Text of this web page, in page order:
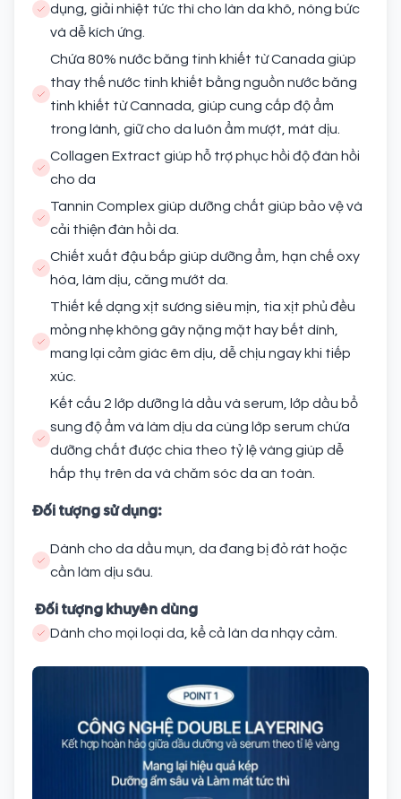
dụng, giải nhiệt tức thì cho làn da khô, nóng bức
và dễ kích ứng.
Chứa 80% nước băng tinh khiết từ Canada giúp
thay thế nước tinh khiết bằng nguồn nước băng
tinh khiết từ Cannada, giúp cung cấp độ ẩm
trong lành, giữ cho da luôn ẩm mượt, mát dịu.
Collagen Extract giúp hỗ trợ phục hồi độ đàn hồi
cho da
Tannin Complex giúp dưỡng chất giúp bảo vệ và
cải thiện đàn hồi da.
Chiết xuất đậu bắp giúp dưỡng ẩm, hạn chế oxy
hóa, làm dịu, căng mướt da.
Thiết kế dạng xịt sương siêu mịn, tia xịt phủ đều
mỏng nhẹ không gây nặng mặt hay bết dính,
mang lại cảm giác êm dịu, dễ chịu ngay khi tiếp
xúc.
Kết cấu 2 lớp dưỡng là dầu và serum, lớp dầu bổ
sung độ ẩm và làm dịu da cùng lớp serum chứa
dưỡng chất được chia theo tỷ lệ vàng giúp dễ
hấp thụ trên da và chăm sóc da an toàn.
Đối tượng sử dụng:
Dành cho da dầu mụn, da đang bị đỏ rát hoặc
cần làm dịu sâu.
Đối tượng khuyên dùng
Dành cho mọi loại da, kể cả làn da nhạy cảm.